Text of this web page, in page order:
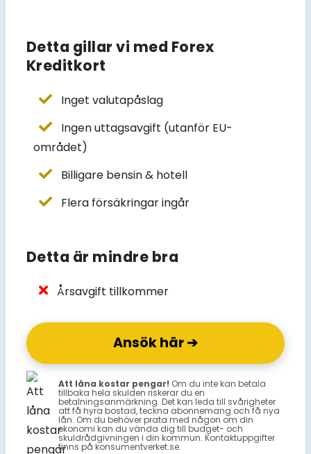
Detta gillar vi med Forex
Kreditkort
Inget valutapåslag
Ingen uttagsavgift (utanför EU-
området)
Billigare bensin & hotell
Flera försäkringar ingår
Detta är mindre bra
Årsavgift tillkommer
Ansök här ➔
Att låna kostar pengar! Om du inte kan betala
tillbaka hela skulden riskerar du en
betalningsanmärkning. Det kan leda till svårigheter
att få hyra bostad, teckna abonnemang och få nya
lån. Om du behöver prata med någon om din
ekonomi kan du vända dig till budget- och
skuldrådgivningen i din kommun. Kontaktuppgifter
finns på konsumentverket.se.